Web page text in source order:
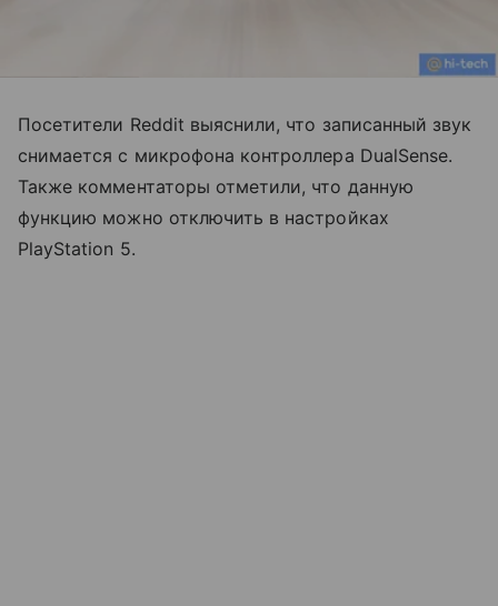
Посетители Reddit выяснили, что записанный звук
снимается с микрофона контроллера DualSense.
Также комментаторы отметили, что данную
функцию можно отключить в настройках
PlayStation 5.